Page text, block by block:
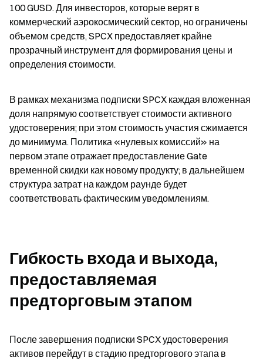
100 GUSD. Для инвесторов, которые верят в
коммерческий аэрокосмический сектор, но ограничены
объемом средств, SPCX предоставляет крайне
прозрачный инструмент для формирования цены и
определения стоимости.
В рамках механизма подписки SPCX каждая вложенная
доля напрямую соответствует стоимости активного
удостоверения; при этом стоимость участия сжимается
до минимума. Политика «нулевых комиссий» на
первом этапе отражает предоставление Gate
временной скидки как новому продукту; в дальнейшем
структура затрат на каждом раунде будет
соответствовать фактическим уведомлениям.
Гибкость входа и выхода,
предоставляемая
предторговым этапом
После завершения подписки SPCX удостоверения
активов перейдут в стадию предторгового этапа в